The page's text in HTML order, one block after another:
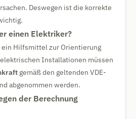
Deswegen ist die korrekte
einen Elektriker?
ein Hilfsmittel zur Orientierung
Installationen müssen
gemäß den geltenden VDE-
abgenommen werden.
der Berechnung